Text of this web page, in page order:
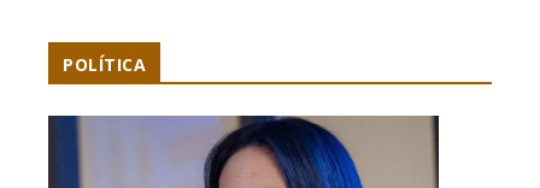
POLÍTICA